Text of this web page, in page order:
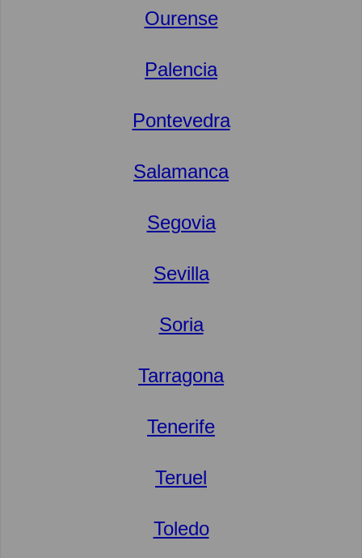
Ourense
Palencia
Pontevedra
Salamanca
Segovia
Sevilla
Soria
Tarragona
Tenerife
Teruel
Toledo